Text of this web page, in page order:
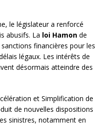
le législateur a renforcé
abusifs. La loi Hamon de
financières pour les
légaux. Les intérêts de
désormais atteindre des
et Simplification de
de nouvelles dispositions
sinistres, notamment en